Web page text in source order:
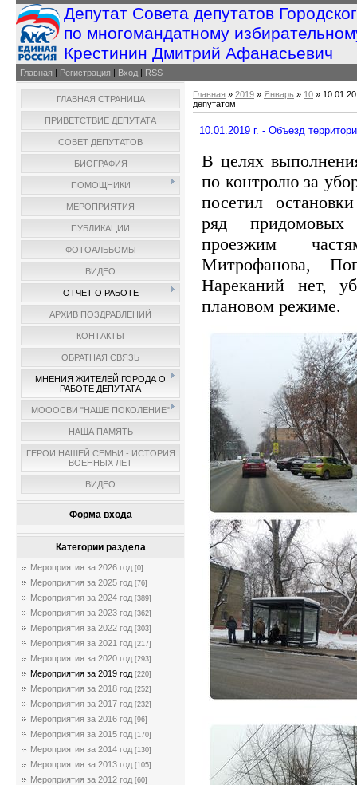
Депутат Совета депутатов
по многомандатному
Крестинин Дмитрий Афанасьевич
Главная | Регистрация | Вход | RSS
ГЛАВНАЯ СТРАНИЦА
ПРИВЕТСТВИЕ ДЕПУТАТА
СОВЕТ ДЕПУТАТОВ
БИОГРАФИЯ
ПОМОЩНИКИ
МЕРОПРИЯТИЯ
ПУБЛИКАЦИИ
ФОТОАЛЬБОМЫ
ВИДЕО
ОТЧЕТ О РАБОТЕ
АРХИВ ПОЗДРАВЛЕНИЙ
КОНТАКТЫ
ОБРАТНАЯ СВЯЗЬ
МНЕНИЯ ЖИТЕЛЕЙ ГОРОДА О
РАБОТЕ ДЕПУТАТА
МОООСВИ "НАШЕ ПОКОЛЕНИЕ"
НАША ПАМЯТЬ
ГЕРОИ НАШЕЙ СЕМЬИ - ИСТОРИЯ
ВОЕННЫХ ЛЕТ
ВИДЕО
Форма входа
Категории раздела
Мероприятия за 2026 год [0]
Мероприятия за 2025 год [76]
Мероприятия за 2024 год [389]
Мероприятия за 2023 год [362]
Мероприятия за 2022 год [303]
Мероприятия за 2021 год [217]
Мероприятия за 2020 год [293]
Мероприятия за 2019 год [220]
Мероприятия за 2018 год [252]
Мероприятия за 2017 год [232]
Мероприятия за 2016 год [96]
Мероприятия за 2015 год [170]
Мероприятия за 2014 год [130]
Мероприятия за 2013 год [105]
Мероприятия за 2012 год [60]
Главная » 2019 » Январь » 10 »
депутатом
10.01.2019 г. - Объезд
В целях
по контролю за
посетил
ряд
проезжим
Митрофанова,
Нареканий нет,
плановом режиме.